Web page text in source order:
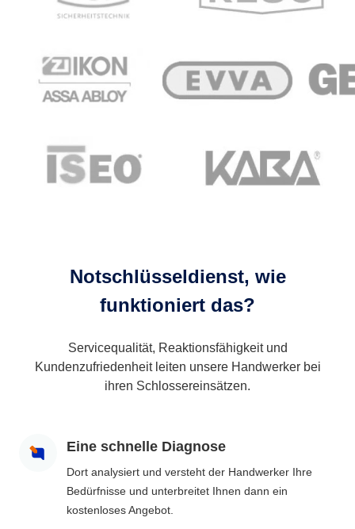
Notschlüsseldienst, wie
funktioniert das?
Servicequalität, Reaktionsfähigkeit und
Kundenzufriedenheit leiten unsere Handwerker bei
ihren Schlossereinsätzen.
Eine schnelle Diagnose
Dort analysiert und versteht der Handwerker Ihre
Bedürfnisse und unterbreitet Ihnen dann ein
kostenloses Angebot.